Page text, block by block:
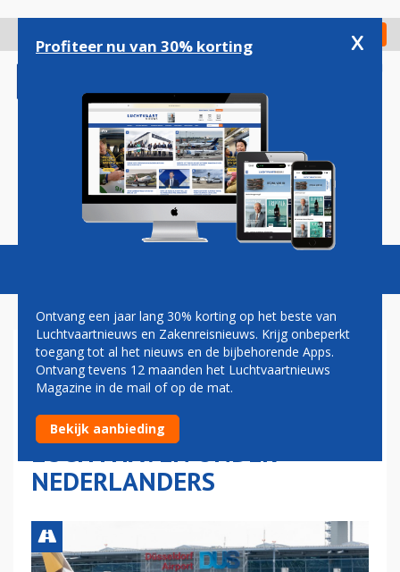
gaan
Check in
Magazine Podcasts Vacatures
DÜSSELDORF AIRPORT
POPULAIRSTE
BUITENLANDSE
LUCHTHAVEN ONDER
NEDERLANDERS
Profiteer nu van 30% korting x
Ontvang een jaar lang 30% korting op het beste van
Luchtvaartnieuws en Zakenreisnieuws. Krijg onbeperkt
toegang tot al het nieuws en de bijbehorende Apps.
Ontvang tevens 12 maanden het Luchtvaartnieuws
Magazine in de mail of op de mat.
Bekijk aanbieding